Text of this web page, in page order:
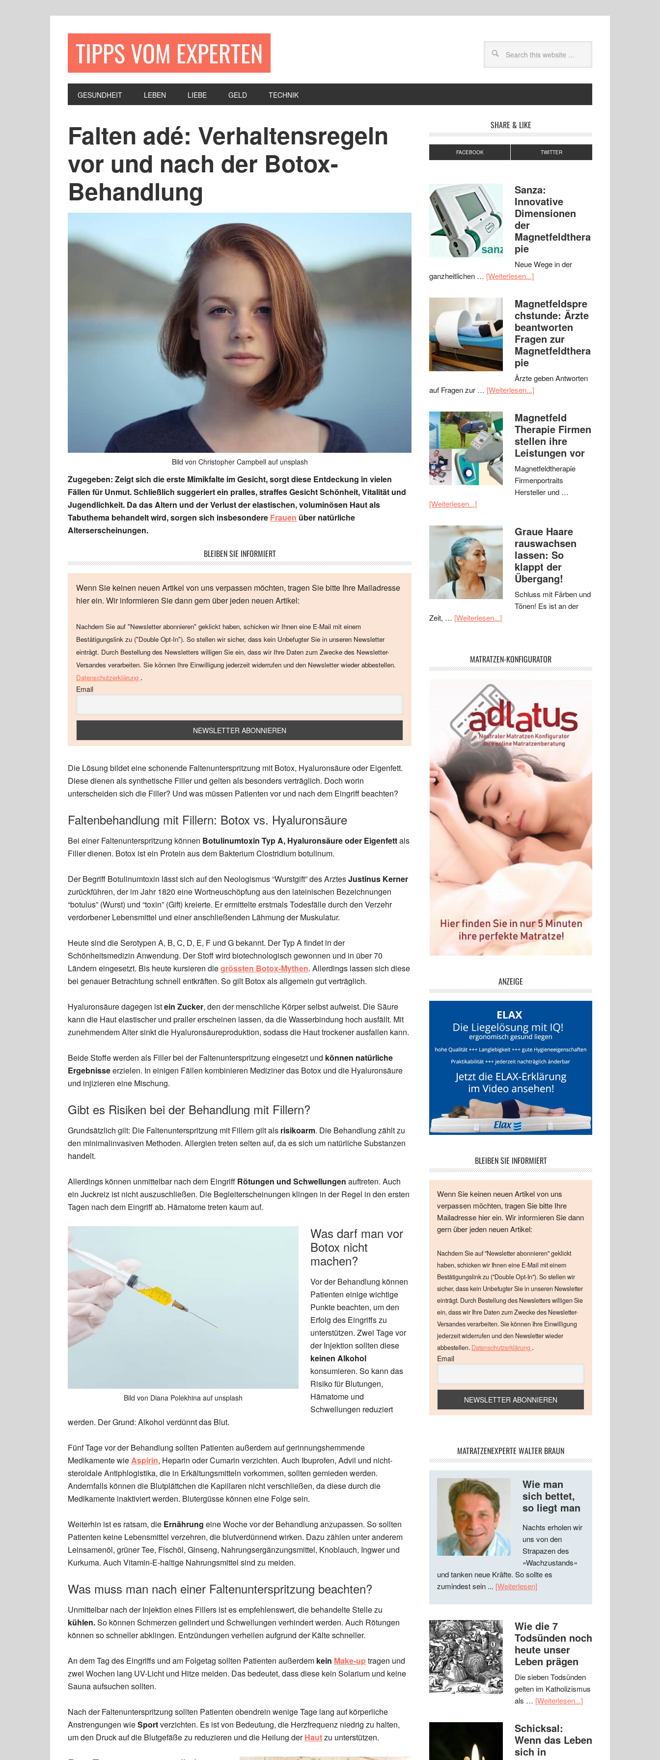
TIPPS VOM EXPERTEN
GESUNDHEIT LEBEN LIEBE GELD TECHNIK
Falten adé: Verhaltensregeln
vor und nach der Botox-
Behandlung
Bild von Christopher Campbell auf unsplash
Zugegeben: Zeigt sich die erste Mimikfalte im Gesicht, sorgt diese Entdeckung in vielen
Fällen für Unmut. Schließlich suggeriert ein pralles, straffes Gesicht Schönheit, Vitalität und
Jugendlichkeit. Da das Altern und der Verlust der elastischen, voluminösen Haut als
Tabuthema behandelt wird, sorgen sich insbesondere Frauen über natürliche
Alterserscheinungen.
BLEIBEN SIE INFORMIERT
Wenn Sie keinen neuen Artikel von uns verpassen möchten, tragen Sie bitte Ihre Mailadresse
hier ein. Wir informieren Sie dann gern über jeden neuen Artikel:
Nachdem Sie auf "Newsletter abonnieren" geklickt haben, schicken wir Ihnen eine E-Mail mit einem
Bestätigungslink zu ("Double Opt-In"). So stellen wir sicher, dass kein Unbefugter Sie in unseren Newsletter
einträgt. Durch Bestellung des Newsletters willigen Sie ein, dass wir Ihre Daten zum Zwecke des Newsletter-
Versandes verarbeiten. Sie können Ihre Einwilligung jederzeit widerrufen und den Newsletter wieder abbestellen.
Datenschutzerklärung .
Email
Die Lösung bildet eine schonende Faltenunterspritzung mit Botox, Hyaluronsäure oder Eigenfett.
Diese dienen als synthetische Filler und gelten als besonders verträglich. Doch worin
unterscheiden sich die Filler? Und was müssen Patienten vor und nach dem Eingriff beachten?
Faltenbehandlung mit Fillern: Botox vs. Hyaluronsäure
Bei einer Faltenunterspritzung können Botulinumtoxin Typ A, Hyaluronsäure oder Eigenfettals
Filler dienen. Botox ist ein Protein aus dem Bakterium Clostridium botulinum.
Der Begriff Botulinumtoxin lässt sich auf den Neologismus “Wurstgift” des ArztesJustinus Kerner
zurückführen, der im Jahr 1820 eine Wortneuschöpfung aus den lateinischen Bezeichnungen
“botulus” (Wurst) und “toxin” (Gift) kreierte. Er ermittelte erstmals Todesfälle durch den Verzehr
verdorbener Lebensmittel und einer anschließenden Lähmung der Muskulatur.
Heute sind die Serotypen A, B, C, D, E, F und G bekannt. Der Typ A findet in der
Schönheitsmedizin Anwendung. Der Stoff wird biotechnologisch gewonnen und in über 70
Ländern eingesetzt. Bis heute kursieren diegrössten Botox-Mythen. Allerdings lassen sich diese
bei genauer Betrachtung schnell entkräften. So gilt Botox als allgemein gut verträglich.
Hyaluronsäure dagegen istein Zucker, den der menschliche Körper selbst aufweist. Die Säure
kann die Haut elastischer und praller erscheinen lassen, da die Wasserbindung hoch ausfällt. Mit
zunehmendem Alter sinkt die Hyaluronsäureproduktion, sodass die Haut trockener ausfallen kann.
Beide Stoffe werden als Filler bei der Faltenunterspritzung eingesetzt und können natürliche
Ergebnisseerzielen. In einigen Fällen kombinieren Mediziner das Botox und die Hyaluronsäure
und injizieren eine Mischung.
Gibt es Risiken bei der Behandlung mit Fillern?
Grundsätzlich gilt: Die Faltenunterspritzung mit Fillern gilt als risikoarm. Die Behandlung zählt zu
den minimalinvasiven Methoden. Allergien treten selten auf, da es sich um natürliche Substanzen
handelt.
Allerdings können unmittelbar nach dem Eingriff Rötungen und Schwellungen auftreten. Auch
ein Juckreiz ist nicht auszuschließen. Die Begleiterscheinungen klingen in der Regel in den ersten
Tagen nach dem Eingriff ab. Hämatome treten kaum auf.
Bild von Diana Polekhina auf unsplash
Was darf man vor
Botox nicht
machen?
Vor der Behandlung können
Patienten einige wichtige
Punkte beachten, um den
Erfolg des Eingriffs zu
unterstützen. Zwei Tage vor
der Injektion sollten diese
keinen Alkohol
konsumieren. So kann das
Risiko für Blutungen,
Hämatome und
Schwellungen reduziert
werden. Der Grund: Alkohol verdünnt das Blut.
Fünf Tage vor der Behandlung sollten Patienten außerdem auf gerinnungshemmende
Medikamente wieAspirin, Heparin oder Cumarin verzichten. Auch Ibuprofen, Advil und nicht-
steroidale Antiphlogistika, die in Erkältungsmitteln vorkommen, sollten gemieden werden.
Andernfalls können die Blutplättchen die Kapillaren nicht verschließen, da diese durch die
Medikamente inaktiviert werden. Blutergüsse können eine Folge sein.
Weiterhin ist es ratsam, die Ernährung eine Woche vor der Behandlung anzupassen. So sollten
Patienten keine Lebensmittel verzehren, die blutverdünnend wirken. Dazu zählen unter anderem
Leinsamenöl, grüner Tee, Fischöl, Ginseng, Nahrungsergänzungsmittel, Knoblauch, Ingwer und
Kurkuma. Auch Vitamin-E-haltige Nahrungsmittel sind zu meiden.
Was muss man nach einer Faltenunterspritzung beachten?
Unmittelbar nach der Injektion eines Fillers ist es empfehlenswert, die behandelte Stelle zu
kühlen.So können Schmerzen gelindert und Schwellungen verhindert werden. Auch Rötungen
können so schneller abklingen. Entzündungen verheilen aufgrund der Kälte schneller.
An dem Tag des Eingriffs und am Folgetag sollten Patienten außerdem kein Make-uptragen und
zwei Wochen lang UV-Licht und Hitze meiden. Das bedeutet, dass diese kein Solarium und keine
Sauna aufsuchen sollten.
Nach der Faltenunterspritzung sollten Patienten obendrein wenige Tage lang auf körperliche
Anstrengungen wieSportverzichten. Es ist von Bedeutung, die Herzfrequenz niedrig zu halten,
um den Druck auf die Blutgefäße zu reduzieren und die Heilung derHautzu unterstützen.
SHARE & LIKE
FACEBOOK TWITTER
Sanza:
Innovative
Dimensionen
der
Magnetfeldthera
pie
Neue Wege in der
ganzheitlichen … [Weiterlesen...]
Magnetfeldspre
chstunde: Ärzte
beantworten
Fragen zur
Magnetfeldthera
pie
Ärzte geben Antworten
auf Fragen zur … [Weiterlesen...]
Magnetfeld
Therapie Firmen
stellen ihre
Leistungen vor
Magnetfeldtherapie
Firmenportraits
Hersteller und …
[Weiterlesen...]
Graue Haare
rauswachsen
lassen: So
klappt der
Übergang!
Schluss mit Färben und
Tönen! Es ist an der
Zeit, … [Weiterlesen...]
MATRATZEN-KONFIGURATOR
ANZEIGE
BLEIBEN SIE INFORMIERT
Wenn Sie keinen neuen Artikel von uns
verpassen möchten, tragen Sie bitte Ihre
Mailadresse hier ein. Wir informieren Sie dann
gern über jeden neuen Artikel:
Nachdem Sie auf "Newsletter abonnieren" geklickt
haben, schicken wir Ihnen eine E-Mail mit einem
Bestätigungslink zu ("Double Opt-In"). So stellen wir
sicher, dass kein Unbefugter Sie in unseren Newsletter
einträgt. Durch Bestellung des Newsletters willigen Sie
ein, dass wir Ihre Daten zum Zwecke des Newsletter-
Versandes verarbeiten. Sie können Ihre Einwilligung
jederzeit widerrufen und den Newsletter wieder
abbestellen. Datenschutzerklärung .
Email
MATRATZENEXPERTE WALTER BRAUN
Wie man
sich bettet,
so liegt man
Nachts erholen wir
uns von den
Strapazen des
»Wachzustands«
und tanken neue Kräfte. So sollte es
zumindest sein ... [Weiterlesen]
Wie die 7
Todsünden noch
heute unser
Leben prägen
Die sieben Todsünden
gelten im Katholizismus
als … [Weiterlesen...]
Schicksal:
Wenn das Leben
sich in